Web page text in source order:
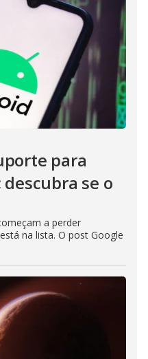
para
se o
a perder
na lista. O post Google